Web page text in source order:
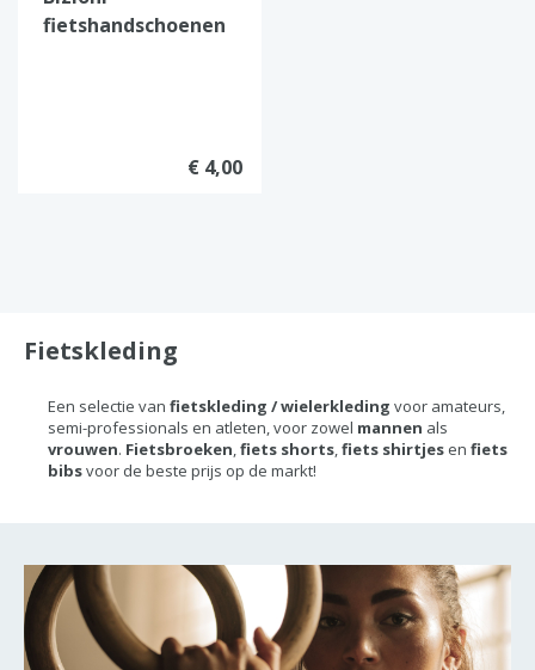
fietshandschoenen
€ 4,00
Fietskleding
Een selectie van fietskleding / wielerkleding voor amateurs,
semi-professionals en atleten, voor zowel mannen als
vrouwen. Fietsbroeken,fiets shorts,fiets shirtjes en fiets
bibsvoor de beste prijs op de markt!